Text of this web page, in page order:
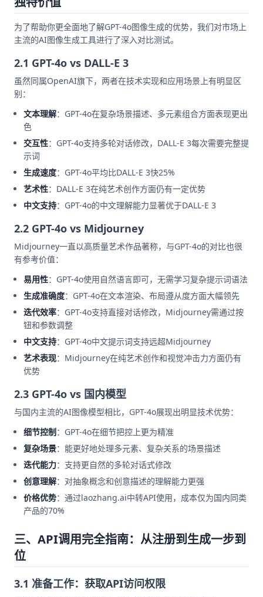
为了帮助你更全面地了解GPT-4o图像生成的优势，我们对市场上
主流的AI图像生成工具进行了深入对比测试。
2.1 GPT-4o vs DALL-E 3
虽然同属OpenAI旗下，两者在技术实现和应用场景上有明显区
别：
文本理解：GPT-4o在复杂场景描述、多元素组合方面表现更出
色
交互性：GPT-4o支持多轮对话修改，DALL-E 3每次需要完整提
示词
生成速度：GPT-4o平均比DALL-E 3快25%
艺术性：DALL-E 3在纯艺术创作方面仍有一定优势
中文支持：GPT-4o的中文理解能力显著优于DALL-E 3
2.2 GPT-4o vs Midjourney
Midjourney一直以高质量艺术作品著称，与GPT-4o的对比也很
有参考价值：
易用性：GPT-4o使用自然语言即可，无需学习复杂提示词语法
生成准确度：GPT-4o在文本渲染、布局遵从度方面大幅领先
迭代效率：GPT-4o支持直接对话修改，Midjourney需通过按
钮和参数调整
中文支持：GPT-4o中文提示词支持远超Midjourney
艺术表现：Midjourney在纯艺术创作和视觉冲击力方面仍有
优势
2.3 GPT-4o vs 国内模型
与国内主流的AI图像模型相比，GPT-4o展现出明显技术优势：
细节控制：GPT-4o在细节把控上更为精准
复杂场景：能更好地处理多元素、复杂关系的场景描述
迭代能力：支持更自然的多轮对话式修改
创意理解：对抽象概念和创意描述的理解能力更强
价格优势：通过laozhang.ai中转API使用，成本仅为国内同类
产品的70%
三、API调用完全指南：从注册到生成一步到
位
3.1 准备工作：获取API访问权限